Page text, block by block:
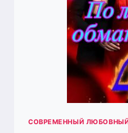
СОВРЕМЕННЫЙ